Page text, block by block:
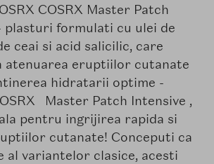
COSRX Master Patch
plasturi formulati cu ulei de
ceai si acid salicilic, care
atenuarea eruptiilor cutanate
hidratarii optime -
Master Patch Intensive ,
pentru ingrijirea rapida si
cutanate! Conceputi ca
al variantelor clasice, acesti